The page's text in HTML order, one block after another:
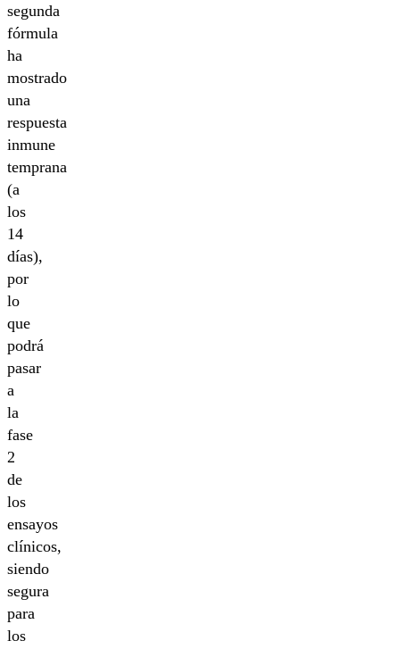
segunda
fórmula
ha
mostrado
una
respuesta
inmune
temprana
(a
los
14
días),
por
lo
que
podrá
pasar
a
la
fase
2
de
los
ensayos
clínicos,
siendo
segura
para
los